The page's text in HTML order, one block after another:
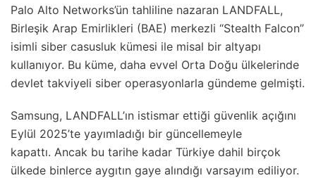
Palo Alto Networks’ün tahliline nazaran LANDFALL,
Birleşik Arap Emirlikleri (BAE) merkezli “Stealth Falcon”
isimli siber casusluk kümesi ile misal bir altyapı
kullanıyor. Bu küme, daha evvel Orta Doğu ülkelerinde
devlet takviyeli siber operasyonlarla gündeme gelmişti.
Samsung, LANDFALL’ın istismar ettiği güvenlik açığını
Eylül 2025’te yayımladığı bir güncellemeyle
kapattı. Ancak bu tarihe kadar Türkiye dahil birçok
ülkede binlerce aygıtın gaye alındığı varsayım ediliyor.